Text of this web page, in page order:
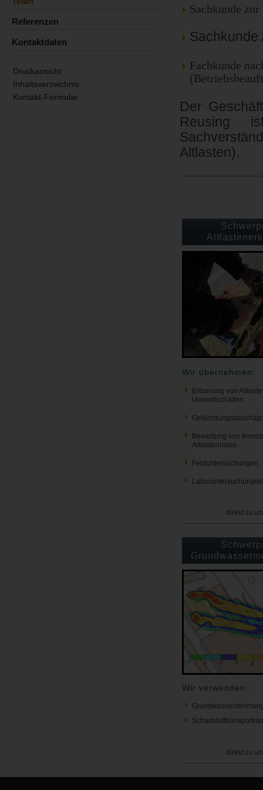
Referenzen
Kontaktdaten
Druckansicht
Inhaltsverzeichnis
Kontakt-Formular
Sachkunde
Sachkunde
Fachkunde
Der
Altlasten).
Wir übernehmen:
Erfassung von
Umweltschäden
Bewertung von
Altlastenrisiko
Felduntersuchungen
Laboruntersuchungen
direkt zu
Wir verwenden:
direkt zu